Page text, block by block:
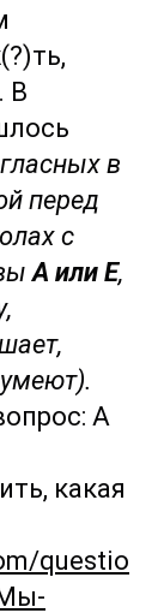
В
в
перед
с
А или Е,
А
какая
questio